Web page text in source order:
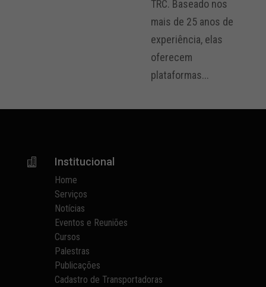
TRC. Baseado nos
mais de 25 anos de
experiência, elas
oferecem
plataformas...
 Institucional
Home
Serviços
Notícias
Eventos e Reuniões
Cursos
Palestras
Publicações
Cadastro de Transportadoras